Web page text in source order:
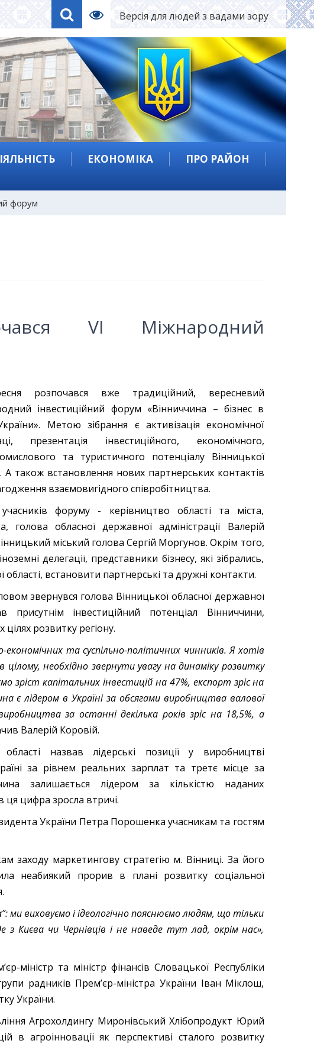
Версія для людей з вадами зору
ЕКОНОМІКА
ПРО РАЙОН
форум
VI Міжнародний
розпочався вже традиційний, вересневий
інвестиційний форум «Вінниччина – бізнес в
Метою зібрання є активізація економічної
презентація інвестиційного, економічного,
та туристичного потенціалу Вінницької
А також встановлення нових партнерських контактів
взаємовигідного співробітництва.
форуму - керівництво області та міста,
голова обласної державної адміністрації Валерій
міський голова Сергій Моргунов. Окрім того,
делегації, представники бізнесу, які зібрались,
встановити партнерські та дружні контакти.
звернувся голова Вінницької обласної державної
присутнім інвестиційний потенціал Вінниччини,
розвитку регіону.
та суспільно-політичних чинників. Я хотів
необхідно звернути увагу на динаміку розвитку
зріст капітальних інвестицій на 47%, експорт зріс на
є лідером в Україні за обсягами виробництва валової
виробництва за останні декілька років зріс на 18,5%, а
Валерій Коровій.
назвав лідерські позиції у виробництві
за рівнем реальних зарплат та третє місце за
залишається лідером за кількістю наданих
ця цифра зросла втричі.
України Петра Порошенка учасникам та гостям
заходу маркетингову стратегію м. Вінниці. За його
неабиякий прорив в плані розвитку соціальної
ми виховуємо і ідеологічно пояснюємо людям, що тільки
Києва чи Чернівців і не наведе тут лад, окрім нас»,
міністр та міністр фінансів Словацької Республіки
радників Прем’єр-міністра України Іван Міклош,
України.
Агрохолдингу Миронівський Хлібопродукт Юрий
в агроінновації як перспективі сталого розвитку